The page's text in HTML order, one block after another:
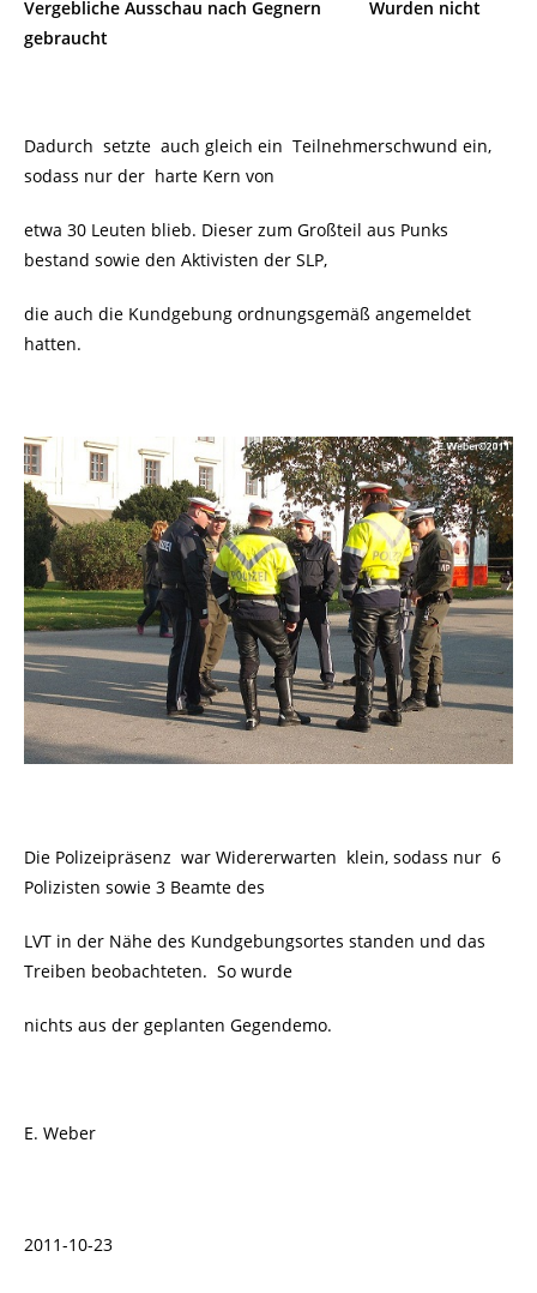
Vergebliche Ausschau nach Gegnern
Wurden nicht
gebraucht
Dadurch setzte auch gleich ein Teilnehmerschwund ein,
sodass nur der harte Kern von
etwa 30 Leuten blieb. Dieser zum Großteil aus Punks
bestand sowie den Aktivisten der SLP,
die auch die Kundgebung ordnungsgemäß angemeldet
hatten.
Die Polizeipräsenz war Widererwarten klein, sodass nur 6
Polizisten sowie 3 Beamte des
LVT in der Nähe des Kundgebungsortes standen und das
Treiben beobachteten. So wurde
nichts aus der geplanten Gegendemo.
E. Weber
2011-10-23